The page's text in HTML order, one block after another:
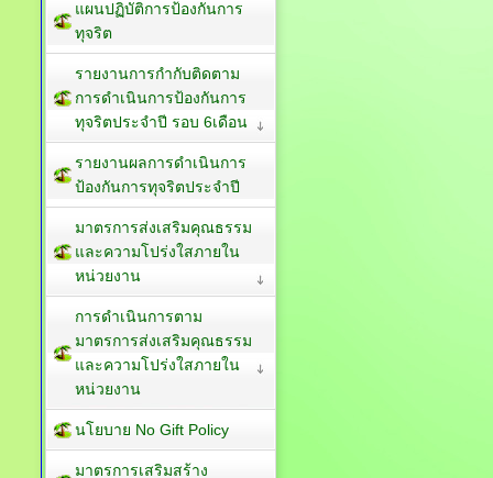
แผนปฏิบัติการป้องกันการ
ทุจริต
รายงานการกำกับติดตาม
การดำเนินการป้องกันการ
ทุจริตประจำปี รอบ 6เดือน
รายงานผลการดำเนินการ
ป้องกันการทุจริตประจำปี
มาตรการส่งเสริมคุณธรรม
และความโปร่งใสภายใน
หน่วยงาน
การดำเนินการตาม
มาตรการส่งเสริมคุณธรรม
และความโปร่งใสภายใน
หน่วยงาน
นโยบาย No Gift Policy
มาตรการเสริมสร้าง